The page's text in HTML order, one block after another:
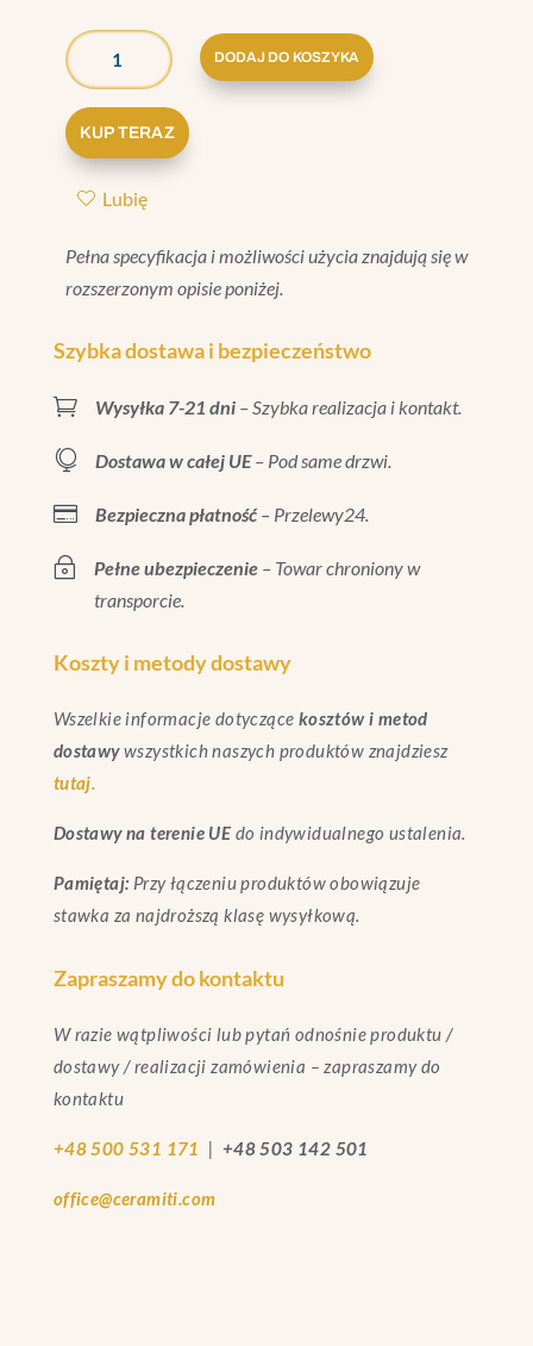
GRAZIA
ELEGANCE
PŁYTKA
CLASSIC
35X102
DODAJ DO KOSZYKA
KUP TERAZ
Lubię
Pełna specyfikacja i możliwości użycia znajdują się w
rozszerzonym opisie poniżej.
Szybka dostawa i bezpieczeństwo
 Wysyłka 7-21 dni– Szybka realizacja i kontakt.
 Dostawa w całej UE– Pod same drzwi.
 Bezpieczna płatność– Przelewy24.
~ Pełne ubezpieczenie– Towar chroniony w
transporcie.
Koszty i metody dostawy
Wszelkie informacje dotyczące kosztów i metod
dostawywszystkich naszych produktów znajdziesz
tutaj.
Dostawy na terenie UE do indywidualnego ustalenia.
Pamiętaj: Przy łączeniu produktów obowiązuje
stawka za najdroższą klasę wysyłkową.
Zapraszamy do kontaktu
W razie wątpliwości lub pytań odnośnie produktu /
dostawy / realizacji zamówienia – zapraszamy do
kontaktu
+48 500 531 171 | +48 503 142 501
office@ceramiti.com